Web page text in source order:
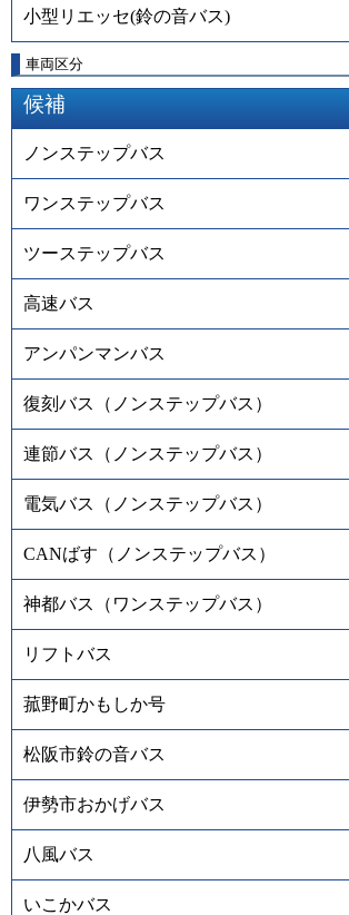
小型リエッセ(鈴の音バス)
車両区分
候補
ノンステップバス
ワンステップバス
ツーステップバス
高速バス
アンパンマンバス
復刻バス（ノンステップバス）
連節バス（ノンステップバス）
電気バス（ノンステップバス）
CANばす（ノンステップバス）
神都バス（ワンステップバス）
リフトバス
菰野町かもしか号
松阪市鈴の音バス
伊勢市おかげバス
八風バス
いこかバス